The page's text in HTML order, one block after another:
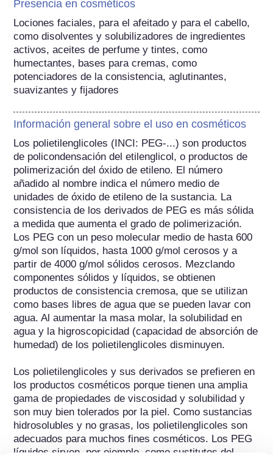
Presencia en cosméticos
Lociones faciales, para el afeitado y para el cabello,
como disolventes y solubilizadores de ingredientes
activos, aceites de perfume y tintes, como
humectantes, bases para cremas, como
potenciadores de la consistencia, aglutinantes,
suavizantes y fijadores
Información general sobre el uso en cosméticos
Los polietilenglicoles (INCI: PEG-...) son productos
de policondensación del etilenglicol, o productos de
polimerización del óxido de etileno. El número
añadido al nombre indica el número medio de
unidades de óxido de etileno de la sustancia. La
consistencia de los derivados de PEG es más sólida
a medida que aumenta el grado de polimerización.
Los PEG con un peso molecular medio de hasta 600
g/mol son líquidos, hasta 1000 g/mol cerosos y a
partir de 4000 g/mol sólidos cerosos. Mezclando
componentes sólidos y líquidos, se obtienen
productos de consistencia cremosa, que se utilizan
como bases libres de agua que se pueden lavar con
agua. Al aumentar la masa molar, la solubilidad en
agua y la higroscopicidad (capacidad de absorción de
humedad) de los polietilenglicoles disminuyen.
Los polietilenglicoles y sus derivados se prefieren en
los productos cosméticos porque tienen una amplia
gama de propiedades de viscosidad y solubilidad y
son muy bien tolerados por la piel. Como sustancias
hidrosolubles y no grasas, los polietilenglicoles son
adecuados para muchos fines cosméticos. Los PEG
líquidos sirven, por ejemplo, como sustitutos del